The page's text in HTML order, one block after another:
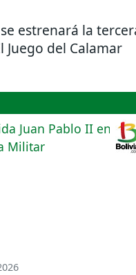
estrenará la
del Calamar